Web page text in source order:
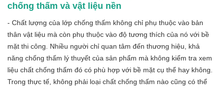
chống thấm và vật liệu nền
- Chất lượng của lớp chống thấm không chỉ phụ thuộc vào bản
thân vật liệu mà còn phụ thuộc vào độ tương thích của nó với bề
mặt thi công. Nhiều người chỉ quan tâm đến thương hiệu, khả
năng chống thấm lý thuyết của sản phẩm mà không kiểm tra xem
liệu chất chống thấm đó có phù hợp với bề mặt cụ thể hay không.
Trong thực tế, không phải loại chất chống thấm nào cũng có thể